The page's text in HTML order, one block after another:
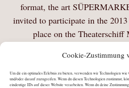
Cookie-Zustimmung
Um dir ein optimales Erlebnis zu bieten, verwenden wir Technologien
und/oder darauf zuzugreifen. Wenn du diesen Technologien zustimmst,
eindeutige IDs auf dieser Website verarbeiten. Wenn du deine
format, the art
invited to participate in the
place on the Theaterschiff